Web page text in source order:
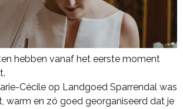
hebben vanaf het eerste moment
Cécile op Landgoed Sparrendal was
warm en zó goed georganiseerd dat je